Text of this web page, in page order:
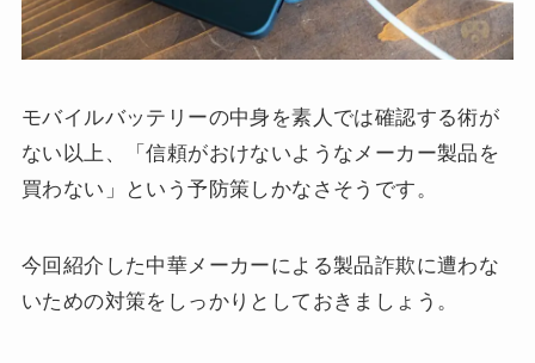
モバイルバッテリーの中身を素人では確認する術が
ない以上、「信頼がおけないようなメーカー製品を
買わない」という予防策しかなさそうです。
今回紹介した中華メーカーによる製品詐欺に遭わな
いための対策をしっかりとしておきましょう。